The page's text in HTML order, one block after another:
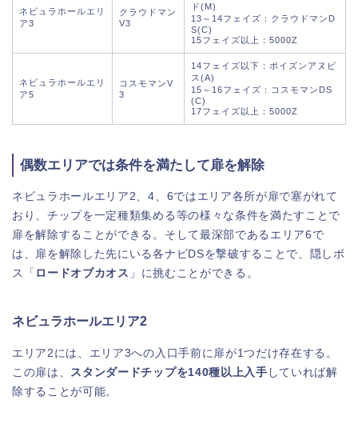
ネビュラホールエリ
ア3
クラウドマン
V3
ド(M)
13～14フェイズ：クラウドマンD
S(C)
15フェイズ以上：5000Z
ネビュラホールエリ
ア5
コスモマンV
3
14フェイズ以下：ポイズンアヌビ
ス(A)
15～16フェイズ：コスモマンDS
(C)
17フェイズ以上：5000Z
偶数エリアでは条件を満たして扉を解除
ネビュラホールエリア2、4、6ではエリア各所が扉で塞がれて
おり、チップを一定種類集める等の様々な条件を満たすことで
扉を解除することができる。そして最深部であるエリア6で
は、扉を解除した先にいる各ナビDSを撃破することで、隠しボ
ス「 ロードオブカオス 」に挑むことができる。
ネビュラホールエリア2
エリア2には、エリア3への入口手前に扉が1つだけ存在する。
この扉は、 スタンダードチップを140種以上入手 していれば解
除することが可能。